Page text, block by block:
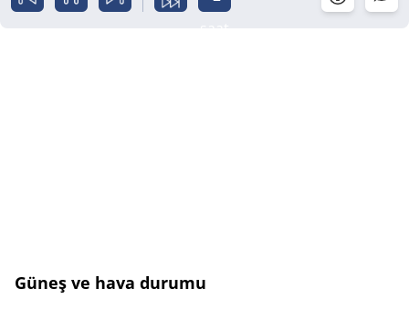
Güneş ve hava durumu